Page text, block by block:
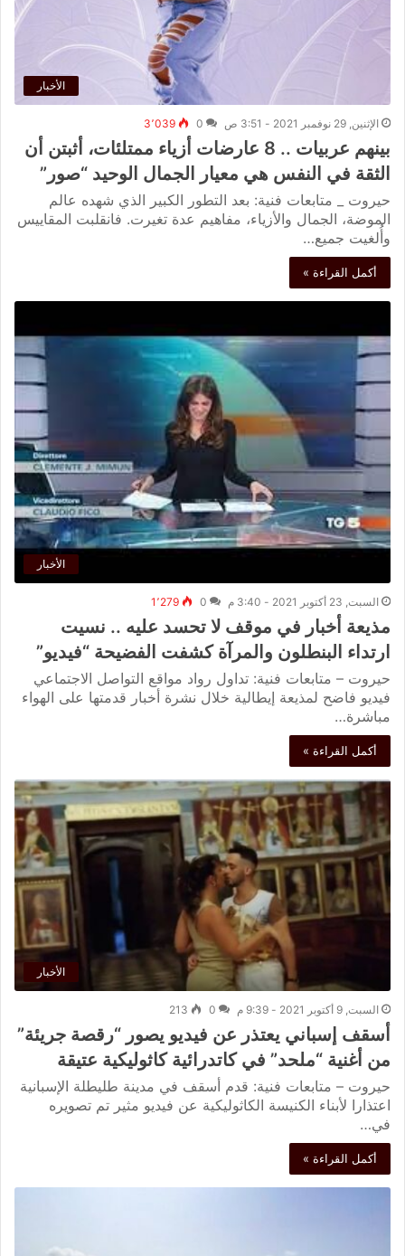
الأخبار
الإثنين, 29 نوفمبر 2021 - 3:51 ص 0 3٬039
بينهم عربيات .. 8 عارضات أزياء ممتلئات، أثبتن أن
الثقة في النفس هي معيار الجمال الوحيد “صور”
حيروت _ متابعات فنية: بعد التطور الكبير الذي شهده عالم
الموضة، الجمال والأزياء، مفاهيم عدة تغيرت. فانقلبت المقاييس
وأُلغيت جميع…
أكمل القراءة »
الأخبار
السبت, 23 أكتوبر 2021 - 3:40 م 0 1٬279
مذيعة أخبار في موقف لا تحسد عليه .. نسيت
ارتداء البنطلون والمرآة كشفت الفضيحة “فيديو”
حيروت – متابعات فنية: تداول رواد مواقع التواصل الاجتماعي
فيديو فاضح لمذيعة إيطالية خلال نشرة أخبار قدمتها على الهواء
مباشرة…
أكمل القراءة »
الأخبار
السبت, 9 أكتوبر 2021 - 9:39 م 0
213
أسقف إسباني يعتذر عن فيديو يصور “رقصة جريئة”
من أغنية “ملحد” في كاتدرائية كاثوليكية عتيقة
حيروت – متابعات فنية: قدم أسقف في مدينة طليطلة الإسبانية
اعتذارا لأبناء الكنيسة الكاثوليكية عن فيديو مثير تم تصويره
في…
أكمل القراءة »